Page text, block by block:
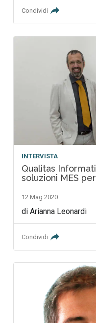
Condividi
INTERVISTA
Qualitas
soluzioni MES
12 Mag 2020
di Arianna Leonardi
Condividi